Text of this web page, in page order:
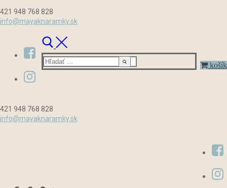
na
421 948 768 828
info@mayaknaramky.sk
Hľadať:
košík
421 948 768 828
info@mayaknaramky.sk